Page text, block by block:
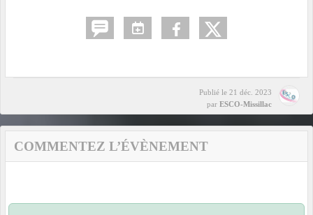
Publié le 21 déc. 2023
par ESCO-Missillac
COMMENTEZ L’ÉVÈNEMENT